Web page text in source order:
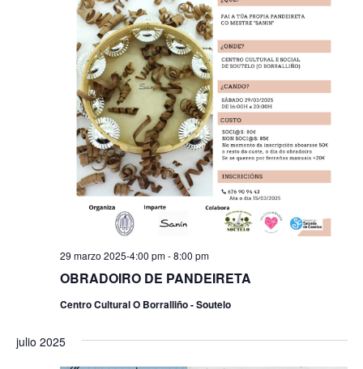
OBRADOIRO DE PANDEIRETA
29 marzo 2025-4:00 pm-8:00 pm
Centro Cultural O Borralliño - Soutelo
julio 2025